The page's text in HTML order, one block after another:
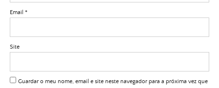
Email *
Site
Guardar o meu nome, email e site neste navegador para a próxima vez que